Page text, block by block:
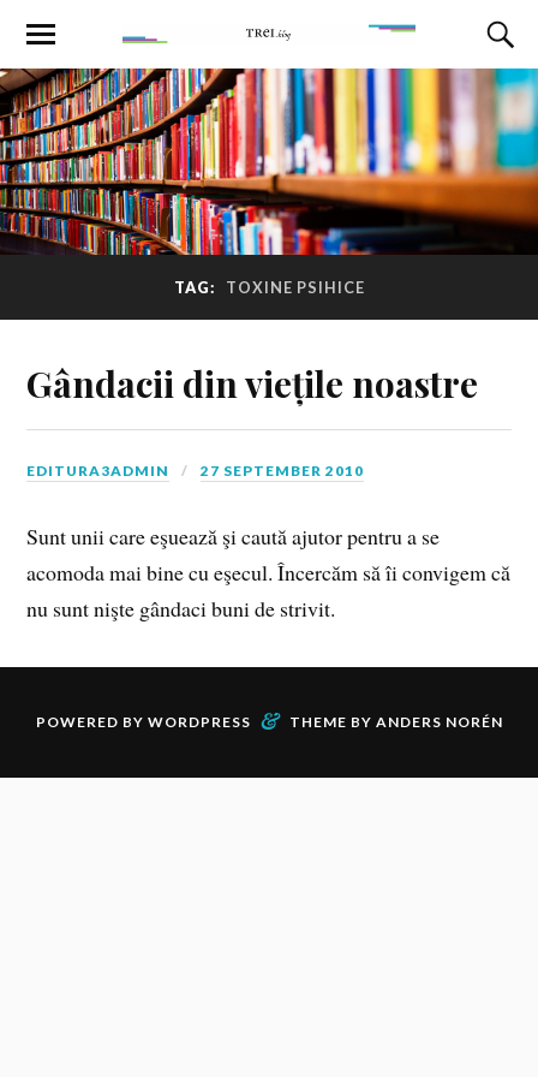
TAG: TOXINE PSIHICE
Gândacii din viețile noastre
EDITURA3ADMIN 27 SEPTEMBER 2010
Sunt unii care eşuează şi caută ajutor pentru a se
acomoda mai bine cu eşecul. Încercăm să îi convigem că
nu sunt nişte gândaci buni de strivit.
POWERED BY WORDPRESS & THEME BY ANDERS NORÉN